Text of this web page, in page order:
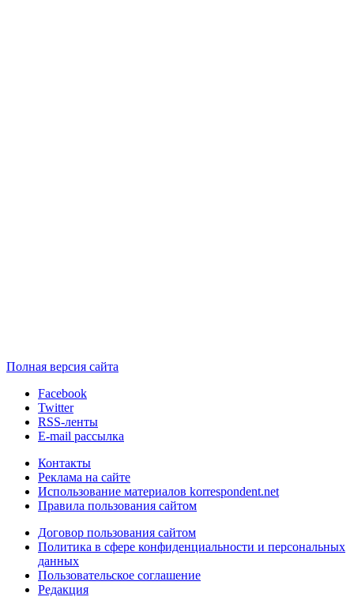
Полная версия сайта
Facebook
Twitter
RSS-ленты
E-mail рассылка
Контакты
Реклама на сайте
Использование материалов korrespondent.net
Правила пользования сайтом
Договор пользования сайтом
Политика в сфере конфиденциальности и персональных
данных
Пользовательское соглашение
Редакция